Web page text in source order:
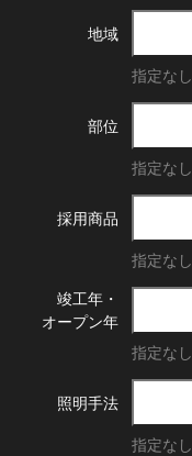
地域
指定なし
部位
指定なし
採用商品
指定なし
竣工年・
オープン年
指定なし
照明手法
指定なし